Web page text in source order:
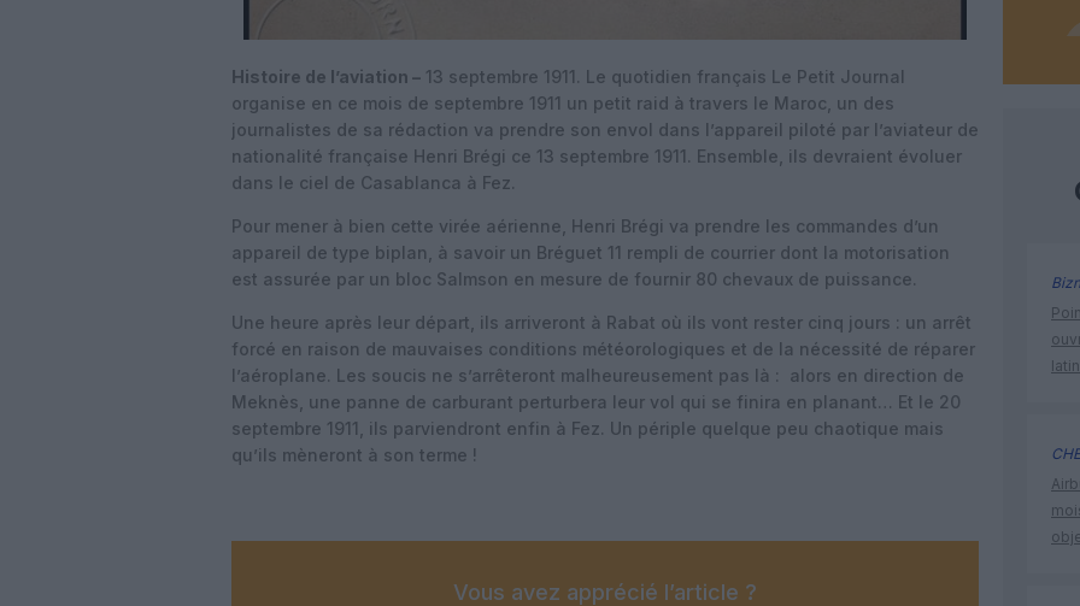
Histoire de l’aviation – 13 septembre 1911. Le quotidien français Le Petit Journal
organise en ce mois de septembre 1911 un petit raid à travers le Maroc, un des
journalistes de sa rédaction va prendre son envol dans l’appareil piloté par l’aviateur de
nationalité française Henri Brégi ce 13 septembre 1911. Ensemble, ils devraient évoluer
dans le ciel de Casablanca à Fez.
Pour mener à bien cette virée aérienne, Henri Brégi va prendre les commandes d’un
appareil de type biplan, à savoir un Bréguet 11 rempli de courrier dont la motorisation
est assurée par un bloc Salmson en mesure de fournir 80 chevaux de puissance.
Une heure après leur départ, ils arriveront à Rabat où ils vont rester cinq jours : un arrêt
forcé en raison de mauvaises conditions météorologiques et de la nécessité de réparer
l’aéroplane. Les soucis ne s’arrêteront malheureusement pas là : alors en direction de
Meknès, une panne de carburant perturbera leur vol qui se finira en planant… Et le 20
septembre 1911, ils parviendront enfin à Fez. Un périple quelque peu chaotique mais
qu’ils mèneront à son terme !
Vous avez apprécié l’article ?